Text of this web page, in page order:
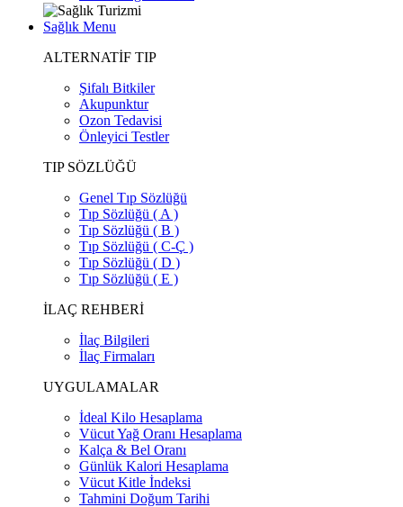
Sağlık Menu
ALTERNATİF TIP
Şifalı Bitkiler
Akupunktur
Ozon Tedavisi
Önleyici Testler
TIP SÖZLÜĞÜ
Genel Tıp Sözlüğü
Tıp Sözlüğü ( A )
Tıp Sözlüğü ( B )
Tıp Sözlüğü ( C-Ç )
Tıp Sözlüğü ( D )
Tıp Sözlüğü ( E )
İLAÇ REHBERİ
İlaç Bilgileri
İlaç Firmaları
UYGULAMALAR
İdeal Kilo Hesaplama
Vücut Yağ Oranı Hesaplama
Kalça & Bel Oranı
Günlük Kalori Hesaplama
Vücut Kitle İndeksi
Tahmini Doğum Tarihi